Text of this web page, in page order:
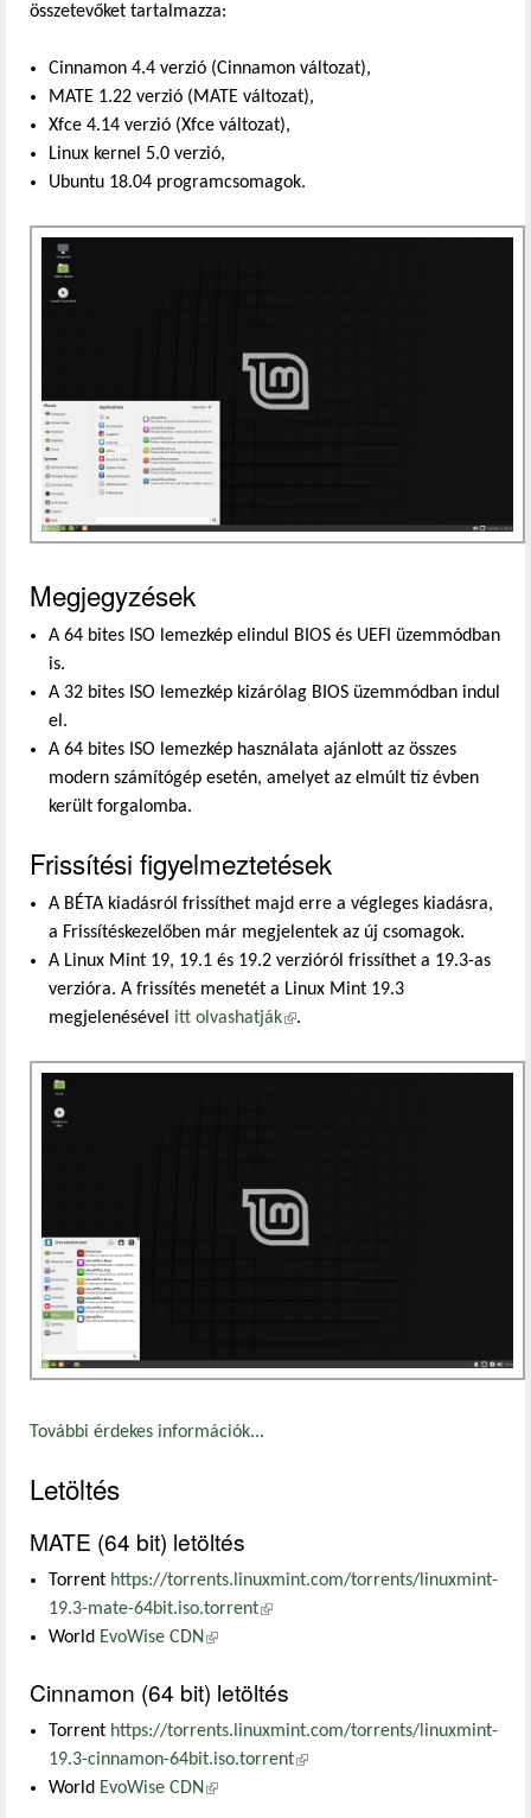
összetevőket tartalmazza:
Cinnamon 4.4 verzió (Cinnamon változat),
MATE 1.22 verzió (MATE változat),
Xfce 4.14 verzió (Xfce változat),
Linux kernel 5.0 verzió,
Ubuntu 18.04 programcsomagok.
Megjegyzések
A 64 bites ISO lemezkép elindul BIOS és UEFI üzemmódban
is.
A 32 bites ISO lemezkép kizárólag BIOS üzemmódban indul
el.
A 64 bites ISO lemezkép használata ajánlott az összes
modern számítógép esetén, amelyet az elmúlt tíz évben
került forgalomba.
Frissítési figyelmeztetések
A BÉTA kiadásról frissíthet majd erre a végleges kiadásra,
a Frissítéskezelőben már megjelentek az új csomagok.
A Linux Mint 19, 19.1 és 19.2 verzióról frissíthet a 19.3-as
verzióra. A frissítés menetét a Linux Mint 19.3
megjelenésével itt olvashatják(külső hivatkozás)
.
További érdekes információk...
Letöltés
MATE (64 bit) letöltés
Torrent https://torrents.linuxmint.com/torrents/linuxmint-
19.3-mate-64bit.iso.torrent(külső hivatkozás)
World EvoWise CDN (külső hivatkozás)
Cinnamon (64 bit) letöltés
Torrent https://torrents.linuxmint.com/torrents/linuxmint-
19.3-cinnamon-64bit.iso.torrent(külső hivatkozás)
World EvoWise CDN (külső hivatkozás)